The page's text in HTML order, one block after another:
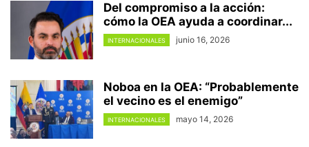
Del compromiso a la acción:
cómo la OEA ayuda a coordinar...
INTERNACIONALES junio 16, 2026
Noboa en la OEA: “Probablemente
el vecino es el enemigo”
INTERNACIONALES mayo 14, 2026